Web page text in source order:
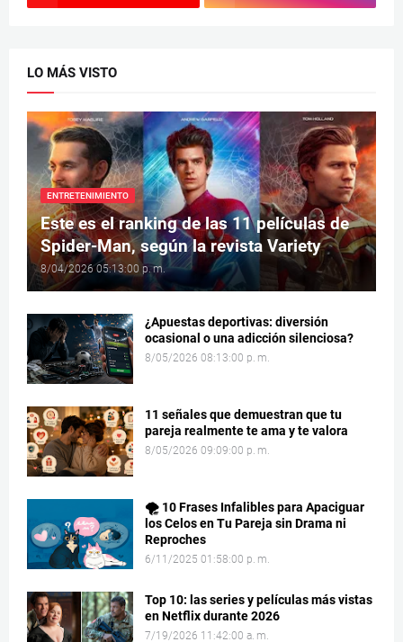
LO MÁS VISTO
ENTRETENIMIENTO
Este es el ranking de las 11 películas de
Spider-Man, según la revista Variety
8/04/2026 05:13:00 p. m.
¿Apuestas deportivas: diversión
ocasional o una adicción silenciosa?
8/05/2026 08:13:00 p. m.
11 señales que demuestran que tu
pareja realmente te ama y te valora
8/05/2026 09:09:00 p. m.
🌪️ 10 Frases Infalibles para Apaciguar
los Celos en Tu Pareja sin Drama ni
Reproches
6/11/2025 01:58:00 p. m.
Top 10: las series y películas más vistas
en Netflix durante 2026
7/19/2026 11:42:00 a. m.